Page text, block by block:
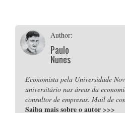
Author:
Paulo
Nunes
Economista pela Universidade
universitário nas áreas da
consultor de empresas. Mail de
Saiba mais sobre o autor >>>